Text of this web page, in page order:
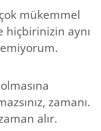
mükemmel
hiçbirinizin aynı
zamanı.
alır.